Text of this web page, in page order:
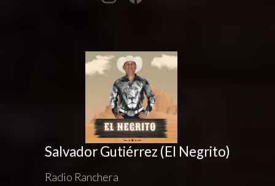
Salvador Gutiérrez (El Negrito)
Radio Ranchera